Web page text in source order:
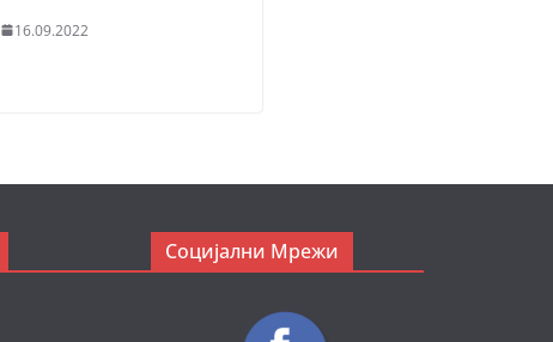
16.09.2022
Социјални Мрежи